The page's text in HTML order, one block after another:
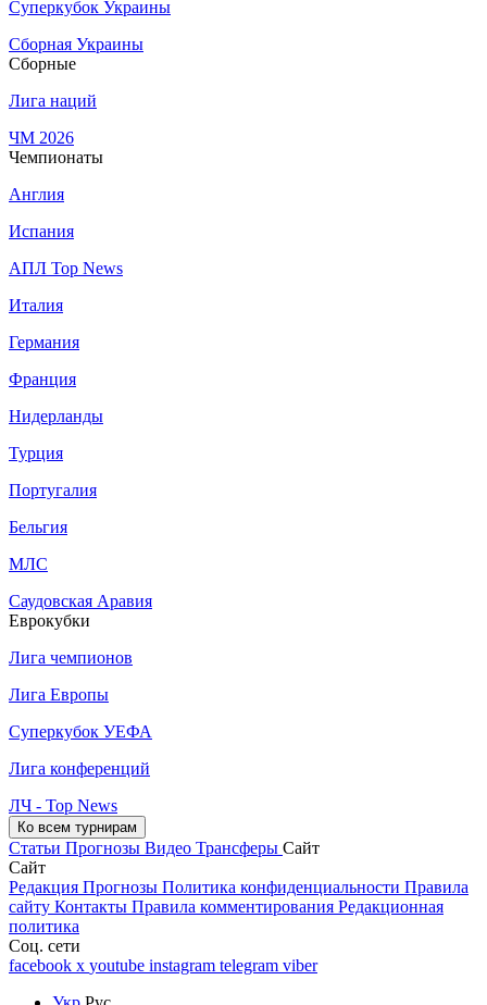
Суперкубок Украины
Сборная Украины
Сборные
Лига наций
ЧМ 2026
Чемпионаты
Англия
Испания
АПЛ Top News
Италия
Германия
Франция
Нидерланды
Турция
Португалия
Бельгия
МЛС
Саудовская Аравия
Еврокубки
Лига чемпионов
Лига Европы
Суперкубок УЕФА
Лига конференций
ЛЧ - Top News
Ко всем турнирам
Статьи Прогнозы Видео Трансферы Сайт
Сайт
Редакция Прогнозы Политика конфиденциальности Правила
сайту Контакты Правила комментирования Редакционная
политика
Соц. сети
facebook x youtube instagram telegram viber